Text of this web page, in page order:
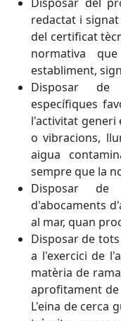
redactat i
del certificat
normativa
establiment,
Disposar de
específiques
l'activitat generi
o vibracions,
aigua
sempre que la
Disposar de
d'abocaments
al mar, quan
Disposar de
a l'exercici de
matèria de
aprofitament
L'eina de cerca